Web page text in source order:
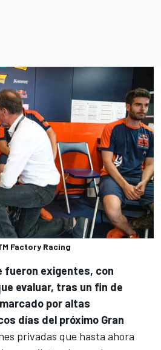
Factory Racing
fueron exigentes, con
evaluar, tras un fin de
por altas
días del próximo Gran
privadas que hasta ahora